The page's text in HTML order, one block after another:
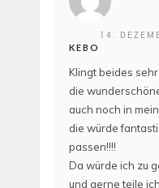
KEBO
14.
Klingt beides
die
auch noch in
die würde
passen!!!!
Da würde ich zu
und gerne teile